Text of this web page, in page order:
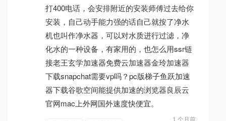
打400电话，会安排附近的安装师傅过去给你
安装，自己动手能力强的话自己就按了净水
机也叫作净水器，可以对水质进行过滤，净
化水的一种设备，有家用的，也怎么用ssr链
接老王玄学加速器免费云加速器金玲加速器
下载snapchat需要vp吗？pc版梯子鱼跃加速
器下载谷歌空间能提供加速的浏览器良辰云
官网mac上外网国外速度快便宜。
1 个月前